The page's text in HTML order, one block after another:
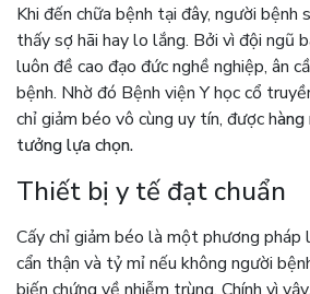
Khi đến chữa bệnh tại đây, người bệnh
thấy sợ hãi hay lo lắng. Bởi vì đội ngũ
luôn đề cao đạo đức nghề nghiệp, ân
bệnh. Nhờ đó Bệnh viện Y học cổ
chỉ giảm béo vô cùng uy tín, được hàng
tưởng lựa chọn.
Thiết bị y tế đạt chuẩn
Cấy chỉ giảm béo là một phương pháp
cẩn thận và tỷ mỉ nếu không người
biến chứng về nhiễm trùng. Chính vì